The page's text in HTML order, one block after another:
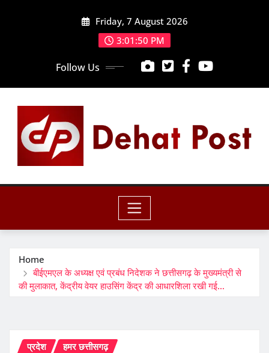
Friday, 7 August 2026
3:01:52 PM
Follow Us
Home
बीईएमएल के अध्यक्ष एवं प्रबंध निदेशक ने छत्तीसगढ़ के मुख्यमंत्री से
की मुलाकात, केंद्रीय वेयर हाउसिंग केंद्र की आधारशिला रखी गई…
प्रदेश हमर छत्तीसगढ़